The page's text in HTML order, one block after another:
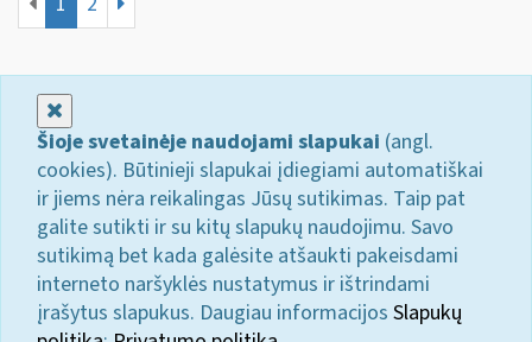
Šioje svetainėje naudojami slapukai (angl.
cookies). Būtinieji slapukai įdiegiami automatiškai
ir jiems nėra reikalingas Jūsų sutikimas. Taip pat
galite sutikti ir su kitų slapukų naudojimu. Savo
sutikimą bet kada galėsite atšaukti pakeisdami
interneto naršyklės nustatymus ir ištrindami
įrašytus slapukus. Daugiau informacijos Slapukų